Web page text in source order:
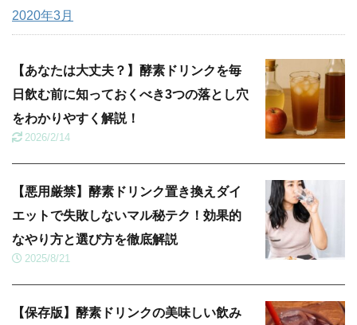
2020年3月
【あなたは大丈夫？】酵素ドリンクを毎
日飲む前に知っておくべき3つの落とし穴
をわかりやすく解説！
2026/2/14
【悪用厳禁】酵素ドリンク置き換えダイ
エットで失敗しないマル秘テク！効果的
なやり方と選び方を徹底解説
2025/8/21
【保存版】酵素ドリンクの美味しい飲み